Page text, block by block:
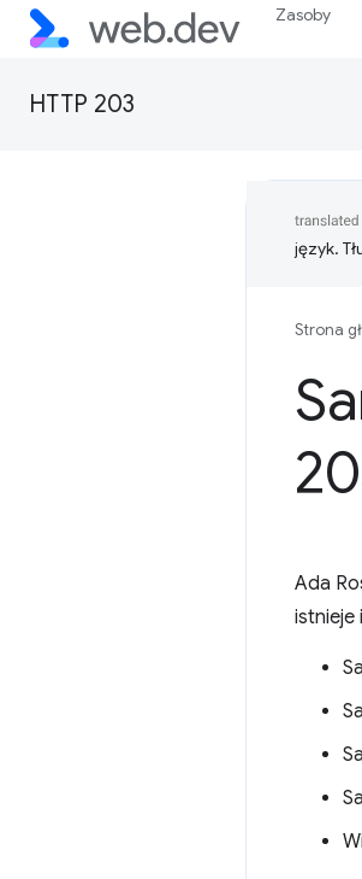
Zasoby
HTTP 203
język.
Strona
Ada
istnieje